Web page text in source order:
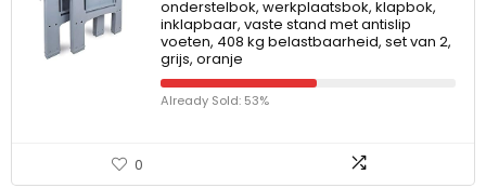
onderstelbok, werkplaatsbok, klapbok,
inklapbaar, vaste stand met antislip
voeten, 408 kg belastbaarheid, set van 2,
grijs, oranje
Already Sold: 53%
0